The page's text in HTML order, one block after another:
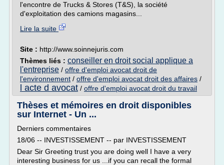
l'encontre de Trucks & Stores (T&S), la société
d'exploitation des camions magasins...
Lire la suite
Site : http://www.soinnejuris.com
Thèmes liés : conseiller en droit social applique a
l'entreprise / offre d'emploi avocat droit de
l'environnement / offre d'emploi avocat droit des affaires /
l acte d avocat / offre d'emploi avocat droit du travail
Thèses et mémoires en droit disponibles
sur Internet - Un ...
Derniers commentaires
18/06 -- INVESTISSEMENT -- par INVESTISSEMENT
Dear Sir Greeting trust you are doing well I have a very
interesting business for us ...if you can recall the formal